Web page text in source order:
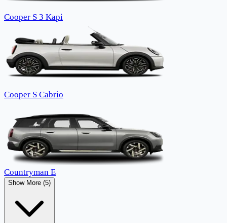
Cooper S 3 Kapi
Cooper S Cabrio
Countryman E
Show More (5)